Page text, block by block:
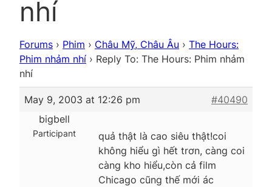
nhí
Forums › Phim › Châu Mỹ, Châu Âu › The Hours:
Phim nhảm nhí › Reply To: The Hours: Phim nhảm
nhí
May 9, 2003 at 12:26 pm
#40490
bigbell
Participant
quả thật là cao siêu thật!coi
không hiểu gì hết trơn, càng coi
càng kho hiểu,còn cả film
Chicago cũng thế mới ác